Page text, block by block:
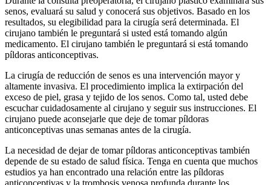
senos, evaluará su salud y conocerá sus objetivos. Basado en los
resultados, su elegibilidad para la cirugía será determinada. El
cirujano también le preguntará si usted está tomando algún
medicamento. El cirujano también le preguntará si está tomando
píldoras anticonceptivas.
La cirugía de reducción de senos es una intervención mayor y
altamente invasiva. El procedimiento implica la extirpación del
exceso de piel, grasa y tejido de los senos. Como tal, usted debe
escuchar cuidadosamente al cirujano y seguir sus instrucciones. El
cirujano puede aconsejarle que deje de tomar píldoras
anticonceptivas unas semanas antes de la cirugía.
La necesidad de dejar de tomar píldoras anticonceptivas también
depende de su estado de salud física. Tenga en cuenta que muchos
estudios ya han encontrado una relación entre las píldoras
anticonceptivas y la trombosis venosa profunda durante los